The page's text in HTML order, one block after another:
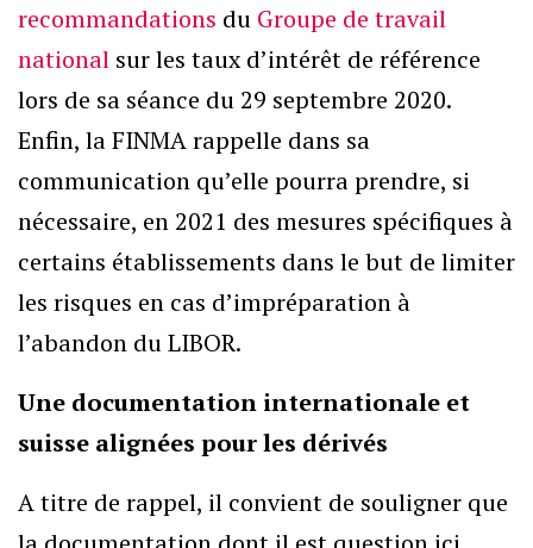
recommandations du Groupe de travail
national sur les taux d’intérêt de référence
lors de sa séance du 29 septembre 2020.
Enfin, la FINMA rappelle dans sa
communication qu’elle pourra prendre, si
nécessaire, en 2021 des mesures spécifiques à
certains établissements dans le but de limiter
les risques en cas d’impréparation à
l’abandon du LIBOR.
Une documentation internationale et
suisse alignées pour les dérivés
A titre de rappel, il convient de souligner que